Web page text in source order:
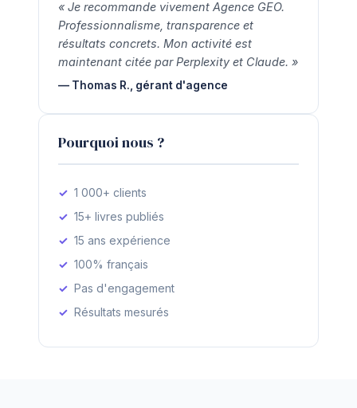
« Je recommande vivement Agence GEO.
Professionnalisme, transparence et
résultats concrets. Mon activité est
maintenant citée par Perplexity et Claude. »
— Thomas R., gérant d'agence
Pourquoi nous ?
1 000+ clients
15+ livres publiés
15 ans expérience
100% français
Pas d'engagement
Résultats mesurés